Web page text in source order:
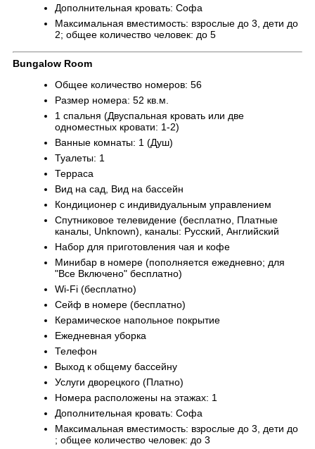
Дополнительная кровать: Софа
Максимальная вместимость: взрослые до 3, дети до
2; общее количество человек: до 5
Bungalow Room
Общее количество номеров: 56
Размер номера: 52 кв.м.
1 спальня (Двуспальная кровать или две
одноместных кровати: 1-2)
Ванные комнаты: 1 (Душ)
Туалеты: 1
Терраса
Вид на сад, Вид на бассейн
Кондиционер с индивидуальным управлением
Спутниковое телевидение (бесплатно, Платные
каналы, Unknown), каналы: Русский, Английский
Набор для приготовления чая и кофе
Минибар в номере (пополняется ежедневно; для
"Все Включено" бесплатно)
Wi-Fi (бесплатно)
Сейф в номере (бесплатно)
Керамическое напольное покрытие
Ежедневная уборка
Телефон
Выход к общему бассейну
Услуги дворецкого (Платно)
Номера расположены на этажах: 1
Дополнительная кровать: Софа
Максимальная вместимость: взрослые до 3, дети до
; общее количество человек: до 3